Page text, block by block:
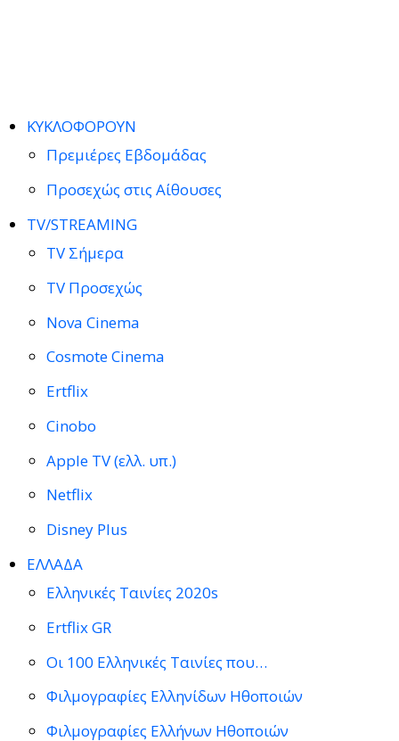
ΚΥΚΛΟΦΟΡΟΥΝ
Πρεμιέρες Εβδομάδας
Προσεχώς στις Αίθουσες
TV/STREAMING
TV Σήμερα
TV Προσεχώς
Nova Cinema
Cosmote Cinema
Ertflix
Cinobo
Apple TV (ελλ. υπ.)
Netflix
Disney Plus
ΕΛΛΑΔΑ
Ελληνικές Ταινίες 2020s
Ertflix GR
Οι 100 Ελληνικές Ταινίες που…
Φιλμογραφίες Ελληνίδων Ηθοποιών
Φιλμογραφίες Ελλήνων Ηθοποιών